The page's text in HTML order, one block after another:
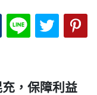
分享至 Facebook-
分享至分享
，保障利益